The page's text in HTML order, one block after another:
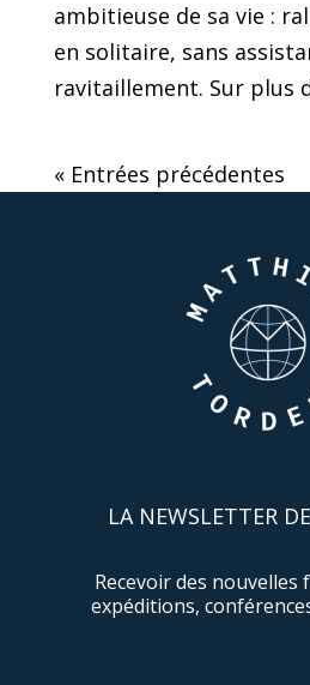
ambitieuse de sa vie :
en solitaire, sans
ravitaillement. Sur plus
« Entrées précédentes
LA NEWSLETTER
Recevoir des nouvelles
expéditions,